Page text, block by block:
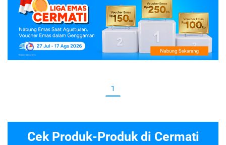
1
Cek Produk-Produk di Cermati